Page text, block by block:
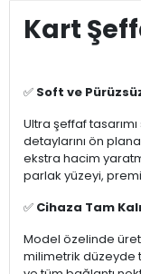
Kart
✅ Soft ve
Ultra şeffaf
detaylarını ön plana
ekstra hacim
parlak yüzeyi,
✅ Cihaza Tam
Model özelinde
milimetrik düzeyde